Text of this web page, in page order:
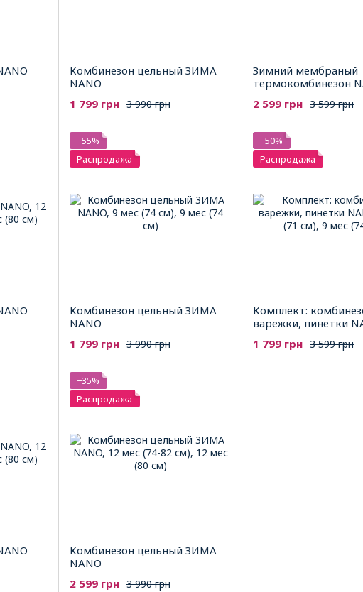
Комбинезон цельный ЗИМА
NANO
3 990 грн
1 799 грн
Зимний мембраный
термокомбинезон
3 599 грн
2 599 грн
−55%
Распродажа
Комбинезон цельный ЗИМА
NANO
3 990 грн
1 799 грн
−50%
Распродажа
Комплект:
варежки, пинетки
3 599 грн
1 799 грн
−35%
Распродажа
Комбинезон цельный ЗИМА
NANO
3 990 грн
2 599 грн